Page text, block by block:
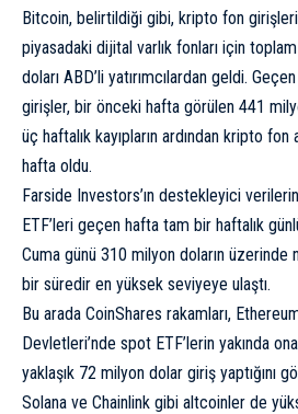
Bitcoin, belirtildiği gibi, kripto fon
piyasadaki dijital varlık fonları için
doları ABD’li yatırımcılardan geldi.
girişler, bir önceki hafta görülen 441
üç haftalık kayıpların ardından kripto fon
hafta oldu.
Farside Investors’ın destekleyici
ETF’leri geçen hafta tam bir haftalık
Cuma günü 310 milyon doların
bir süredir en yüksek seviyeye ulaştı.
Bu arada CoinShares rakamları,
Devletleri’nde spot ETF’lerin yakında
yaklaşık 72 milyon dolar giriş yaptığını
Solana ve Chainlink gibi altcoinler de